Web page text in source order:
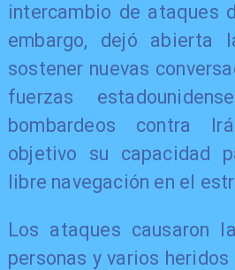
intercambio de ataques
embargo, dejó abierta
sostener nuevas
fuerzas
bombardeos contra
objetivo su capacidad
libre navegación en el
Los ataques causaron
personas y varios